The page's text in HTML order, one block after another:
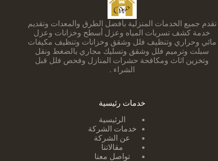
تقدم جميع الخدمات المنزلية بأفضل الطرق والمعدات وتقديم
خدمة كشف تسربات المياه وعزل أسطح وخزانات وعزل
مائي وحراري وتنظيف فلل وشقق وخزانات وتنظيف مكيفات
سبلت وترميم فلل وشقق وتسليك مجاري بالضغط ونقل
وتخزين اثاث ومكافحة حشرات المنازل وفحص فلل قبل
الشراء .
خدمات رئيسية
الرئيسية
خدمات الشركة
عن الشركة
مقالاتنا
تواصل معنا